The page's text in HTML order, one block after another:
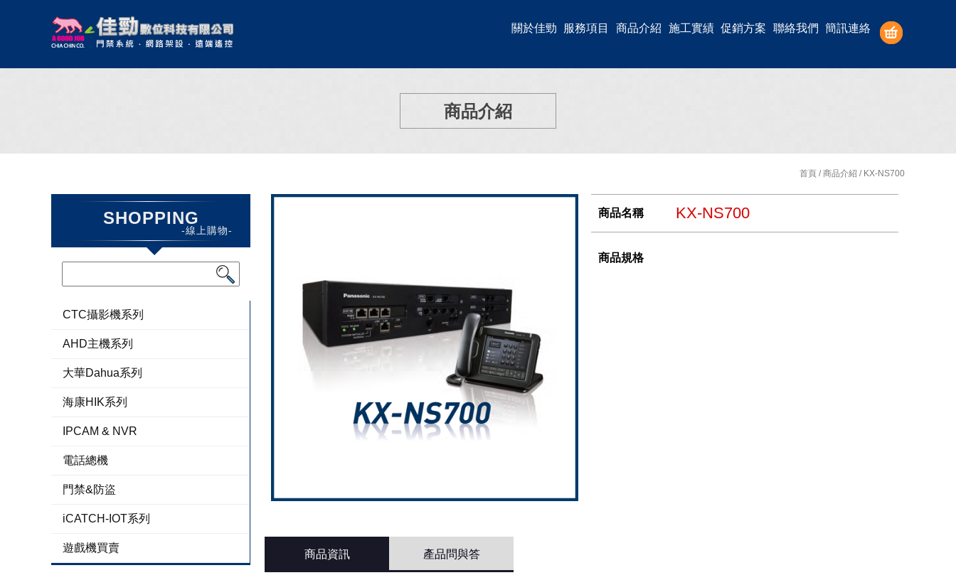
關於佳勁 服務項目 商品介紹 施工實績 促銷方案 聯絡我們 簡訊連絡
商品介紹
首頁 /商品介紹 / KX-NS700
SHOPPING
-線上購物-
CTC攝影機系列
AHD主機系列
大華Dahua系列
海康HIK系列
IPCAM & NVR
電話總機
門禁&防盜
iCATCH-IOT系列
遊戲機買賣
商品名稱 KX-NS700
商品規格
商品資訊 產品問與答